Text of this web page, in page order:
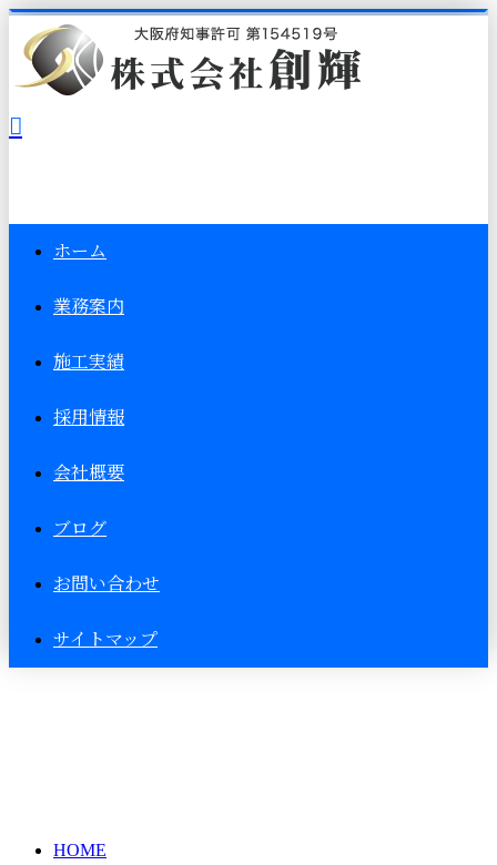
ホーム
業務案内
施工実績
採用情報
会社概要
ブログ
お問い合わせ
サイトマップ
HOME